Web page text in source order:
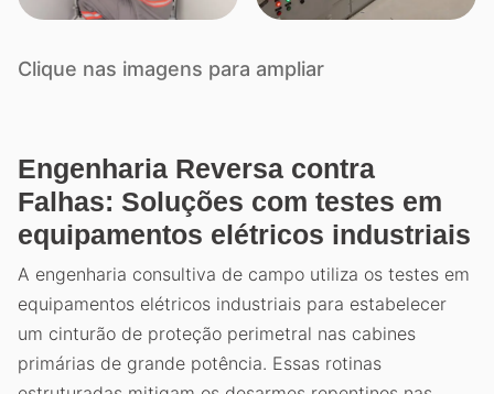
Clique nas imagens para ampliar
Engenharia Reversa contra
Falhas: Soluções com testes em
equipamentos elétricos industriais
A engenharia consultiva de campo utiliza os testes em
equipamentos elétricos industriais para estabelecer
um cinturão de proteção perimetral nas cabines
primárias de grande potência. Essas rotinas